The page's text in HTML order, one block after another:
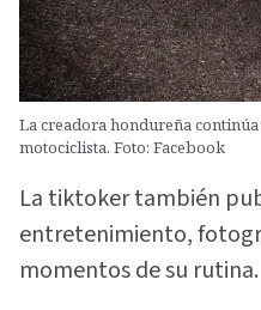
La creadora hondureña
motociclista. Foto: Facebook
La tiktoker también
entretenimiento,
momentos de su rutina.